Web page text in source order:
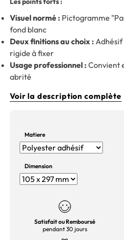
Visuel normé : Pictogramme
fond blanc
Deux finitions au choix : Adhésif
rigide à fixer
Usage professionnel : Convient
abrité
Voir la description complète
Matiere
Dimension
Satisfait ou Remboursé
pendant 30 jours